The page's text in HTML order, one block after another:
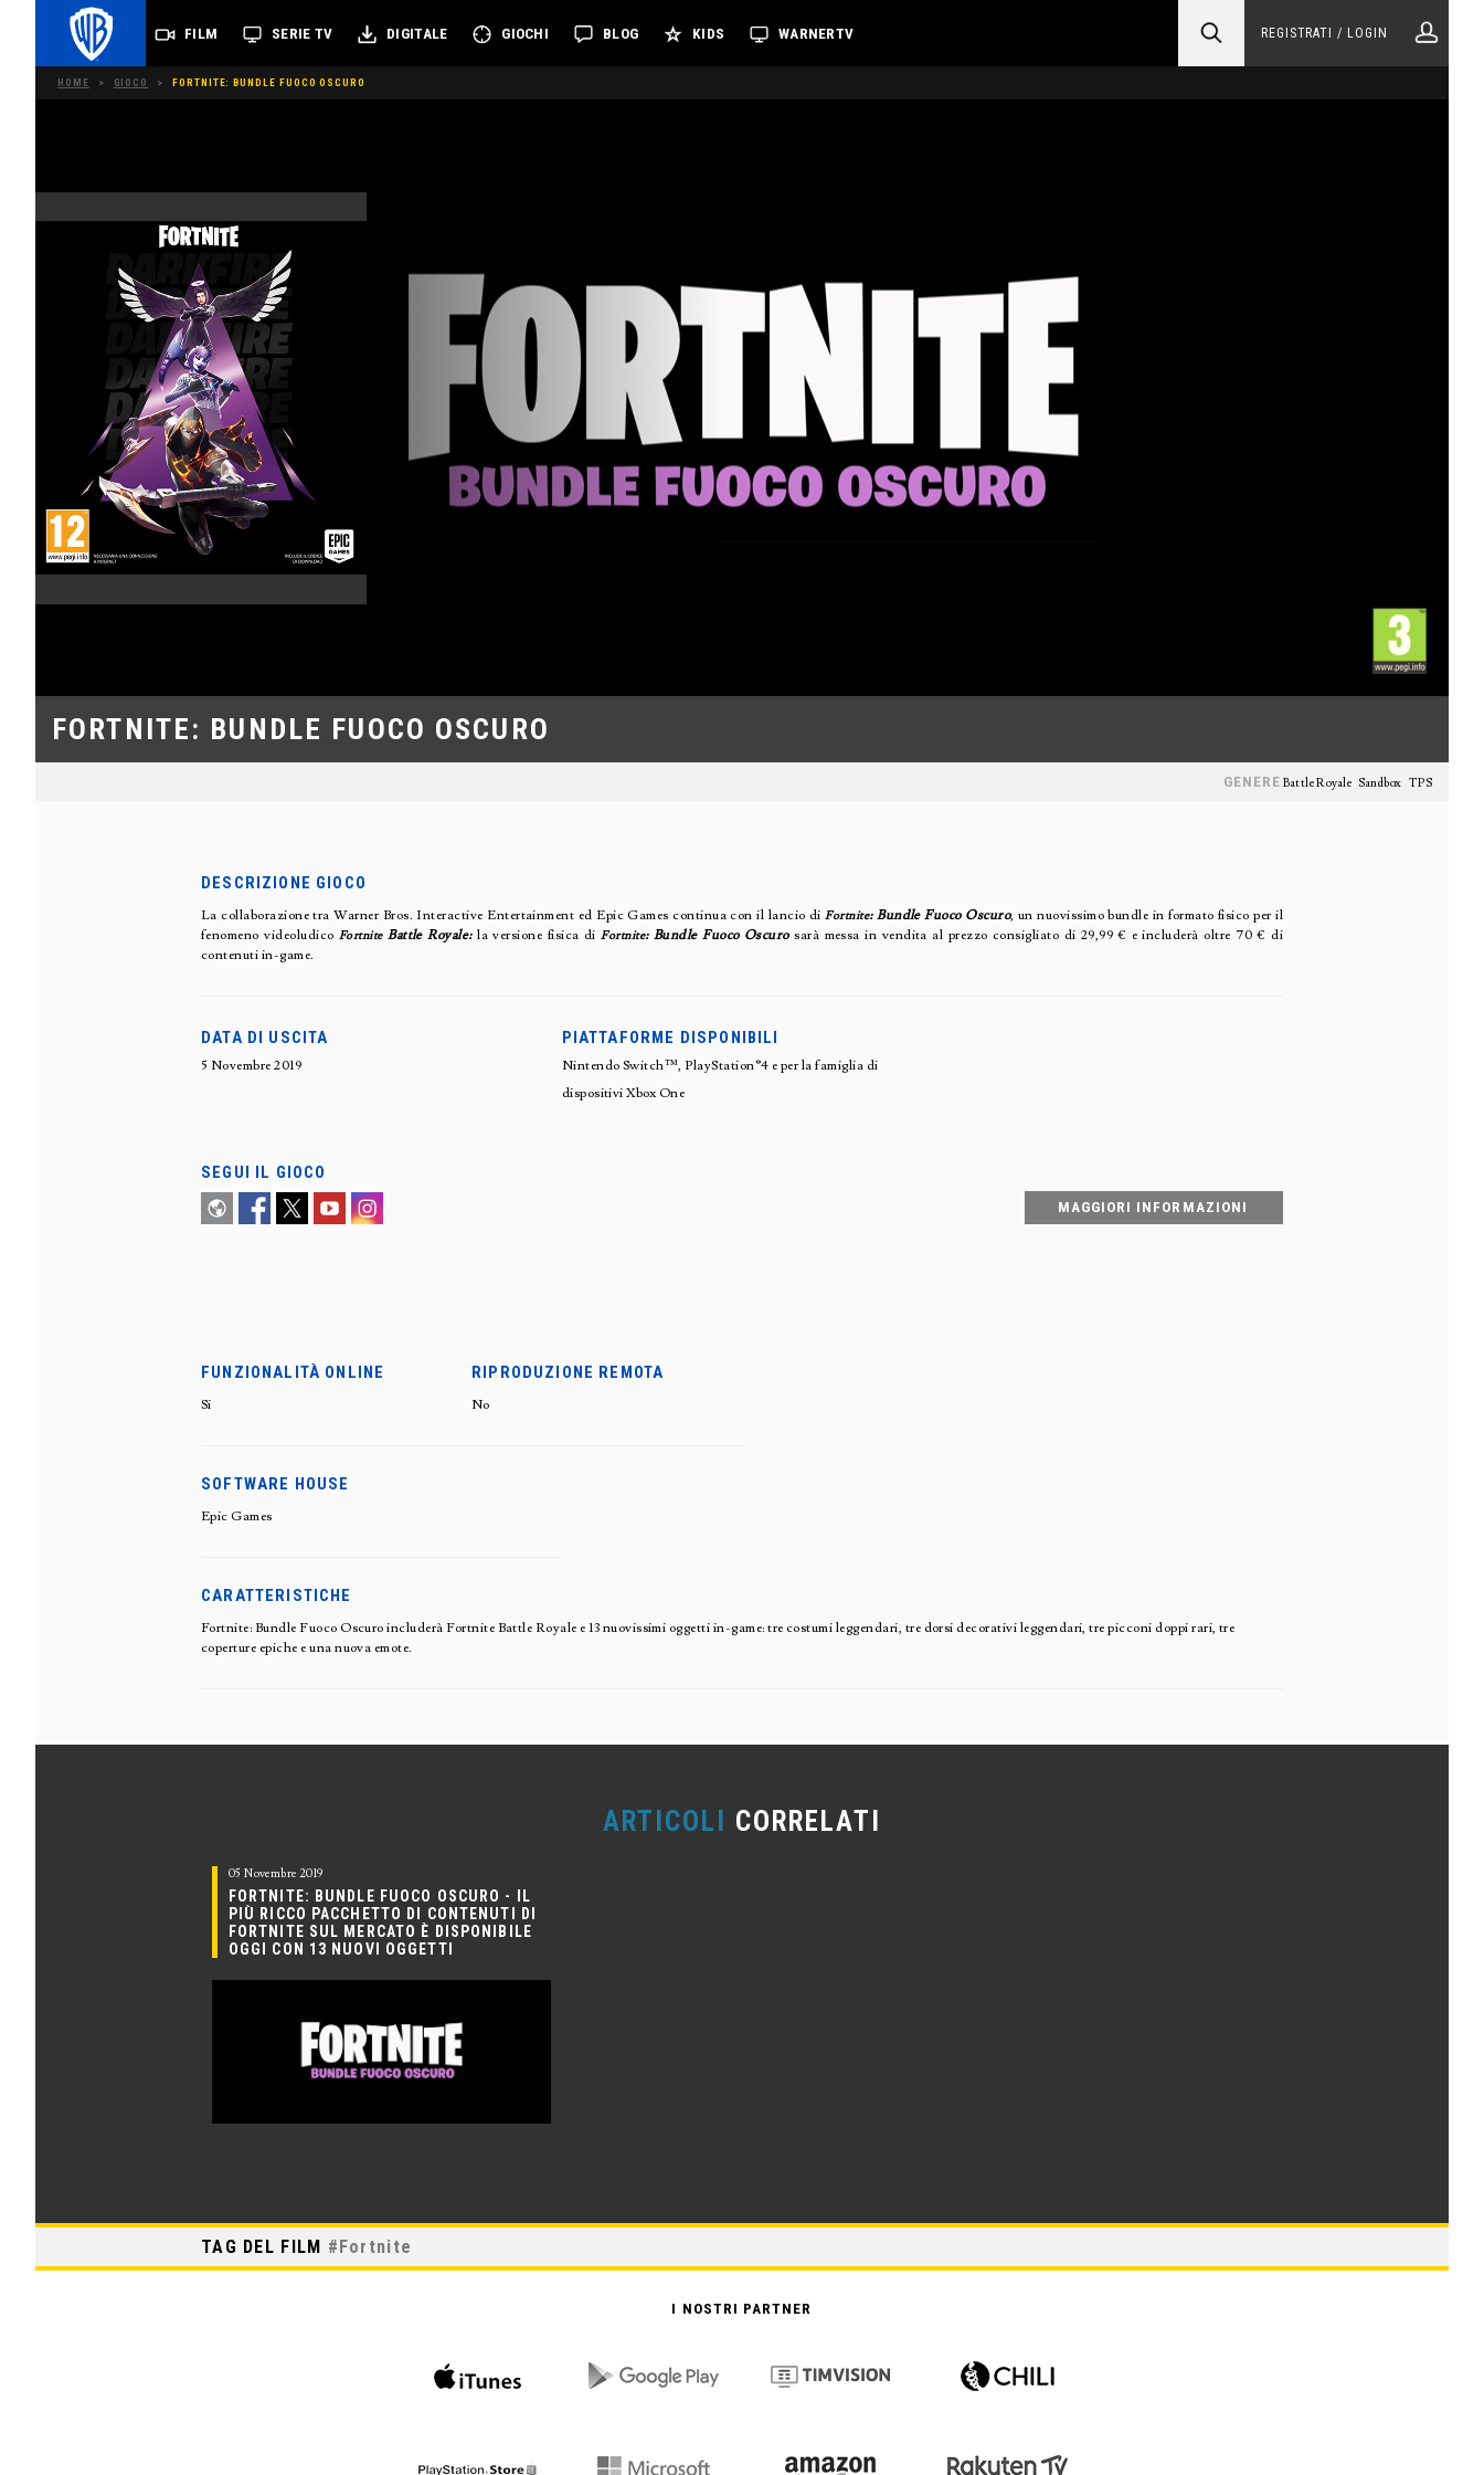
FILM SERIE TV DIGITALE GIOCHI BLOG KIDS WARNERTV REGISTRATI / LOGIN
HOME > GIOCO > FORTNITE: BUNDLE FUOCO OSCURO
FORTNITE: BUNDLE FUOCO OSCURO
GENERE Battle Royale Sandbox TPS
DESCRIZIONE GIOCO
La collaborazione tra Warner Bros. Interactive Entertainment ed Epic Games continua con il lancio diFortnite: Bundle Fuoco Oscuro, un nuovissimo bundle in formato fisico per il
fenomeno videoludico FortniteBattle Royale:la versione fisica diFortnite: Bundle Fuoco Oscurosarà messa in vendita al prezzo consigliato di 29,99 € e includerà oltre 70 € di
contenuti in-game.
DATA DI USCITA
5 Novembre 2019
PIATTAFORME DISPONIBILI
Nintendo Switch™, PlayStation®4 e per la famiglia di
dispositivi Xbox One
SEGUI IL GIOCO
MAGGIORI INFORMAZIONI
FUNZIONALITÀ ONLINE
Si
RIPRODUZIONE REMOTA
No
SOFTWARE HOUSE
Epic Games
CARATTERISTICHE
Fortnite: Bundle Fuoco Oscuro includerà Fortnite Battle Royale e 13 nuovissimi oggetti in-game: tre costumi leggendari, tre dorsi decorativi leggendari, tre picconi doppi rari, tre
coperture epiche e una nuova emote.
ARTICOLI CORRELATI
05 Novembre 2019
FORTNITE: BUNDLE FUOCO OSCURO - IL
PIÙ RICCO PACCHETTO DI CONTENUTI DI
FORTNITE SUL MERCATO È DISPONIBILE
OGGI CON 13 NUOVI OGGETTI
TAG DEL FILM #Fortnite
I NOSTRI PARTNER